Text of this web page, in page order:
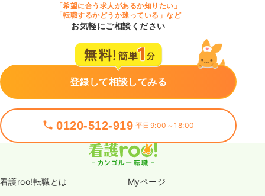
「希望に合う求人があるか知りたい」
「転職するかどうか迷っている」など
お気軽にご相談ください
登録して相談してみる
0120-512-919 平日9:00～18:00
看護roo!転職とは Myページ